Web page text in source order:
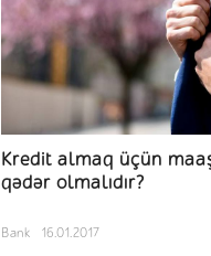
Kredit almaq üçün
qədər olmalıdır?
Bank 16.01.2017